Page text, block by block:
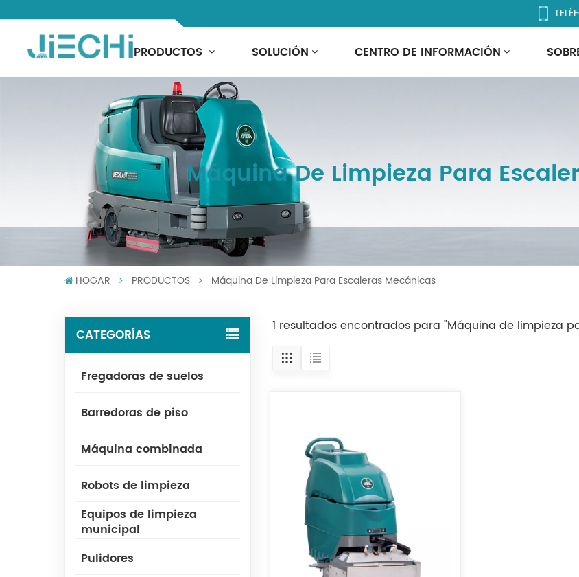
PRODUCTOS SOLUCIÓN CENTRO DE INFORMACIÓN
Máquina De Limpieza Para
HOGAR PRODUCTOS Máquina De Limpieza Para Escaleras Mecánicas
CATEGORÍAS
Fregadoras de suelos
Barredoras de piso
Máquina combinada
Robots de limpieza
Equipos de limpieza
municipal
Pulidores
1 resultados encontrados para "Máquina de limpieza